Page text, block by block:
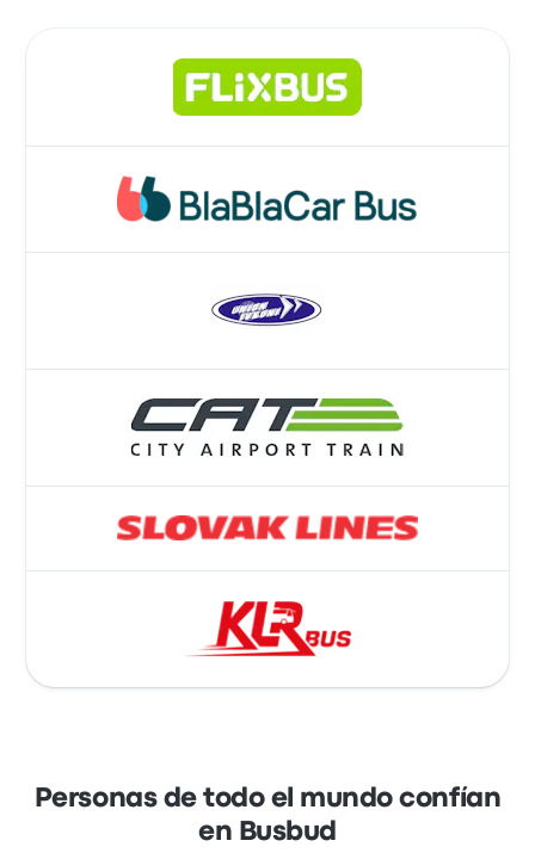
Personas de todo el mundo confían
en Busbud